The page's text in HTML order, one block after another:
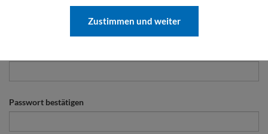
Passwort bestätigen
Zustimmen und weiter